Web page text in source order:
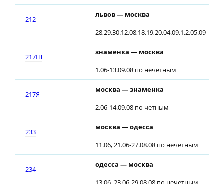
212
львов — москва
28,29,30.12.08,18,19,20.04.09,1,2.05.09
217Ш
знаменка — москва
1.06-13.09.08 по нечетным
217Я
москва — знаменка
2.06-14.09.08 по четным
233
москва — одесса
11.06, 21.06-27.08.08 по нечетным
234
одесса — москва
13.06, 23.06-29.08.08 по нечетным